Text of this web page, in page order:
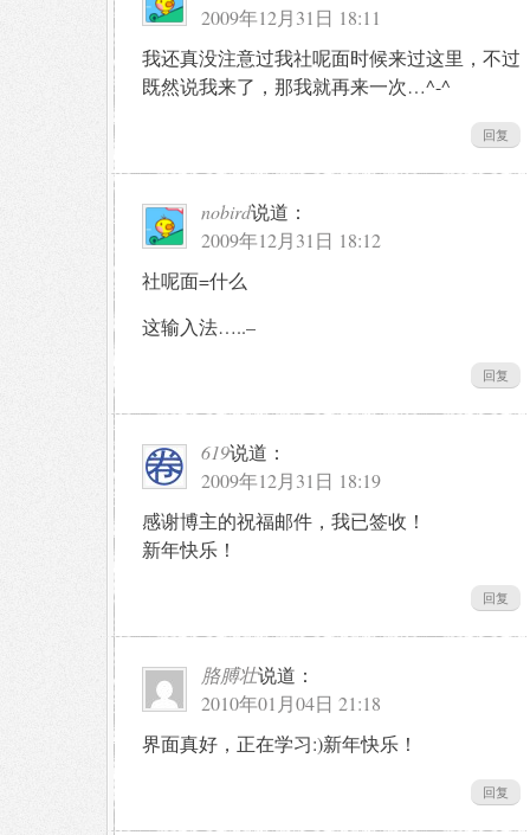
2009年12月31日 18:11
我还真没注意过我社呢面时候来过这里，不过
既然说我来了，那我就再来一次…^-^
回复
nobird说道：
2009年12月31日 18:12
社呢面=什么
这输入法…..–
回复
619说道：
2009年12月31日 18:19
感谢博主的祝福邮件，我已签收！
新年快乐！
回复
胳膊壮说道：
2010年01月04日 21:18
界面真好，正在学习:)新年快乐！
回复